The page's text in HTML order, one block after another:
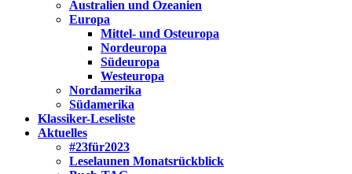
Australien und Ozeanien
Europa
Mittel- und Osteuropa
Nordeuropa
Südeuropa
Westeuropa
Nordamerika
Südamerika
Klassiker-Leseliste
Aktuelles
#23für2023
Leselaunen Monatsrückblick